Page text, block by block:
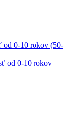
od 0-10 rokov (50-
od 0-10 rokov